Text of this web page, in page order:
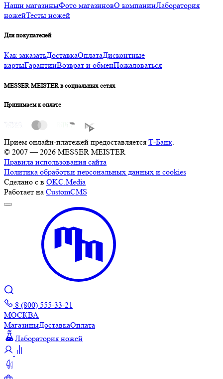
Наши магазиныФото магазиновО компанииЛаборатория
ножейТесты ножей
Для покупателей
Как заказатьДоставкаОплатаДисконтные
картыГарантииВозврат и обменПожаловаться
MESSER MEISTER в социальных сетях
Принимаем к оплате
Прием онлайн-платежей предоставляется Т-Банк.
© 2007 — 2026 MESSER MEISTER
Правила использования сайта
Политика обработки персональных данных и cookies
Сделано с в OKC.Media
Работает на CustomCMS
8 (800) 555-33-21
МОСКВА
МагазиныДоставкаОплата
Лаборатория ножей